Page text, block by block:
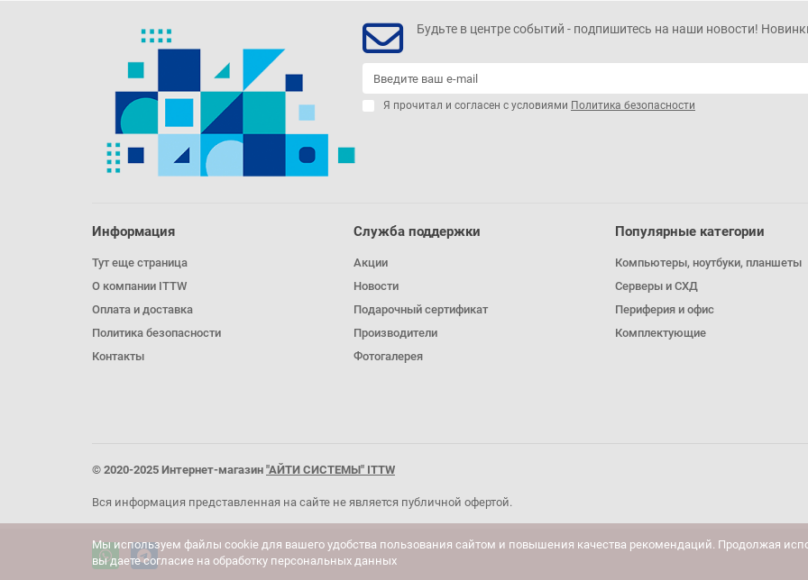
Мы используем файлы cookie для вашего удобства пользования сайтом и повышения качества рекомендаций. Продолжая
вы даете согласие на обработку персональных данных
Будьте в центре событий - подпишитесь на наши новости!
Я прочитал и согласен с условиями Политика безопасности
Информация
Тут еще страница
О компании ITTW
Оплата и доставка
Политика безопасности
Контакты
Служба поддержки
Акции
Новости
Подарочный сертификат
Производители
Фотогалерея
Популярные категории
Компьютеры, ноутбуки, планшеты
Серверы и СХД
Периферия и офис
Комплектующие
© 2020-2025 Интернет-магазин "АЙТИ СИСТЕМЫ" ITTW
Вся информация представленная на сайте не является публичной офертой.